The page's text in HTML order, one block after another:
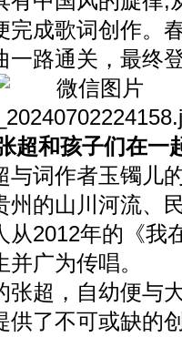
完成歌词创作。
一路通关，最终
超和孩子们在一
词作者玉镯儿
州的山川河流、
从2012年的《我
广为传唱。
超，自幼便与
供了不可或缺的